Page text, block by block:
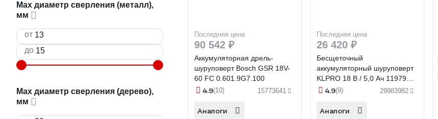
Max диаметр сверления (металл),
мм
от
до
Мах диаметр сверления (дерево),
мм
Последняя цена
90 542 ₽
Аккумуляторная дрель-
шуруповерт Bosch GSR 18V-
60 FC 0.601.9G7.100
4.9(10) 15773641
Аналоги
Последняя цена
26 420 ₽
Бесщеточный
аккумуляторный шуруповерт
KLPRO 18 В / 5,0 Ач 11979
KLNM18B-50
4.9(9) 29983982
Аналоги